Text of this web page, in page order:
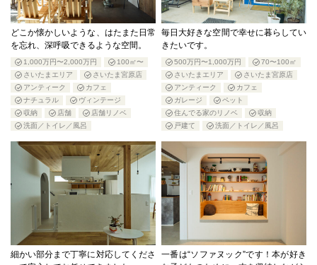
どこか懐かしいような、はたまた日常
を忘れ、深呼吸できるような空間。
1,000万円〜2,000万円
100㎡〜
さいたまエリア
さいたま宮原店
アンティーク
カフェ
ナチュラル
ヴィンテージ
収納
店舗
店舗リノベ
洗面／トイレ／風呂
毎日大好きな空間で幸せに暮らしてい
きたいです。
500万円〜1,000万円
70〜100㎡
さいたまエリア
さいたま宮原店
アンティーク
カフェ
ガレージ
ペット
住んでる家のリノベ
収納
戸建て
洗面／トイレ／風呂
細かい部分まで丁寧に対応してくださ
一番は“ソファヌック”です！本が好き